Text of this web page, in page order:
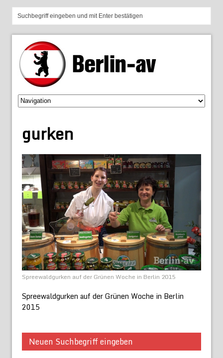
gurken
Spreewaldgurken auf der Grünen Woche in Berlin 2015
Spreewaldgurken auf der Grünen Woche in Berlin
2015
Neuen Suchbegriff eingeben